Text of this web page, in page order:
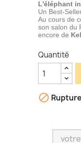
L'éléphant
Un Best-
Au cours de
son salon du
encore de
Quantité
